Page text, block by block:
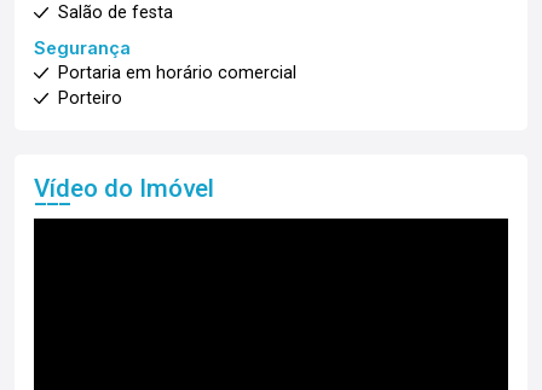
Salão de festa
Segurança
Portaria em horário comercial
Porteiro
Vídeo do Imóvel